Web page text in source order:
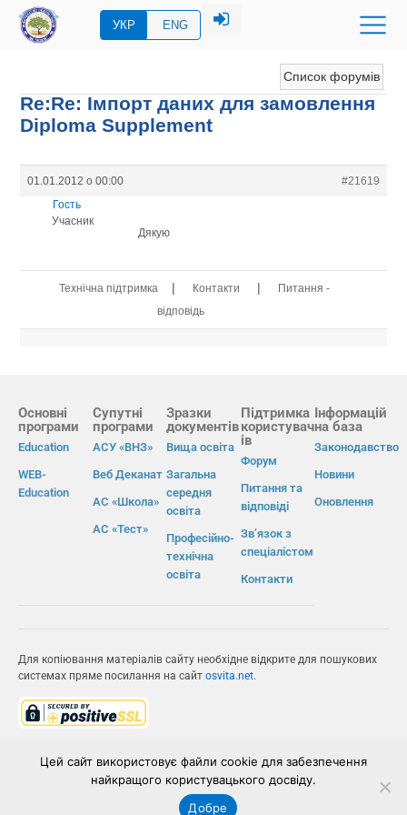
УКР ENG
Список форумів
Re:Re: Імпорт даних для замовлення
Diploma Supplement
01.01.2012 о 00:00
#21619
Гость
Учасник
Дякую
Технічна підтримка | Контакти |
Питання -
відповідь
Основні
програми
Education
WEB-
Education
Супутні
програми
АСУ «ВНЗ»
Веб Деканат
АС «Школа»
АС «Тест»
Зразки
документів
Вища освіта
Загальна
середня
освіта
Професійно-
технічна
освіта
Підтримка
користувач
ів
Форум
Питання та
відповіді
Зв’язок з
спеціалістом
Контакти
Інформацій
на база
Законодавство
Новини
Оновлення
Для копіювання матеріалів сайту необхідне відкрите для пошукових
системах пряме посилання на сайт osvita.net.
ІВС «ОСВІТА»
Цей сайт використовує файли cookie для забезпечення
найкращого користувацького досвіду.
Добре